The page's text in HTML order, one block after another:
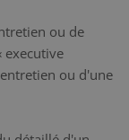
ou de
executive
ou d'une